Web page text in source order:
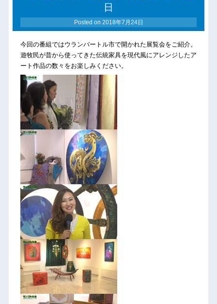
日
Posted on 2018年7月24日
今回の番組ではウランバートル市で開かれた展覧会をご紹介。
遊牧民が昔から使ってきた伝統家具を現代風にアレンジしたア
ート作品の数々をお楽しみください。